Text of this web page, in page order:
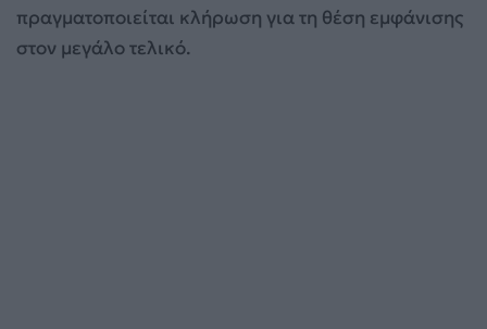
πραγματοποιείται κλήρωση για τη θέση εμφάνισης
στον μεγάλο τελικό.